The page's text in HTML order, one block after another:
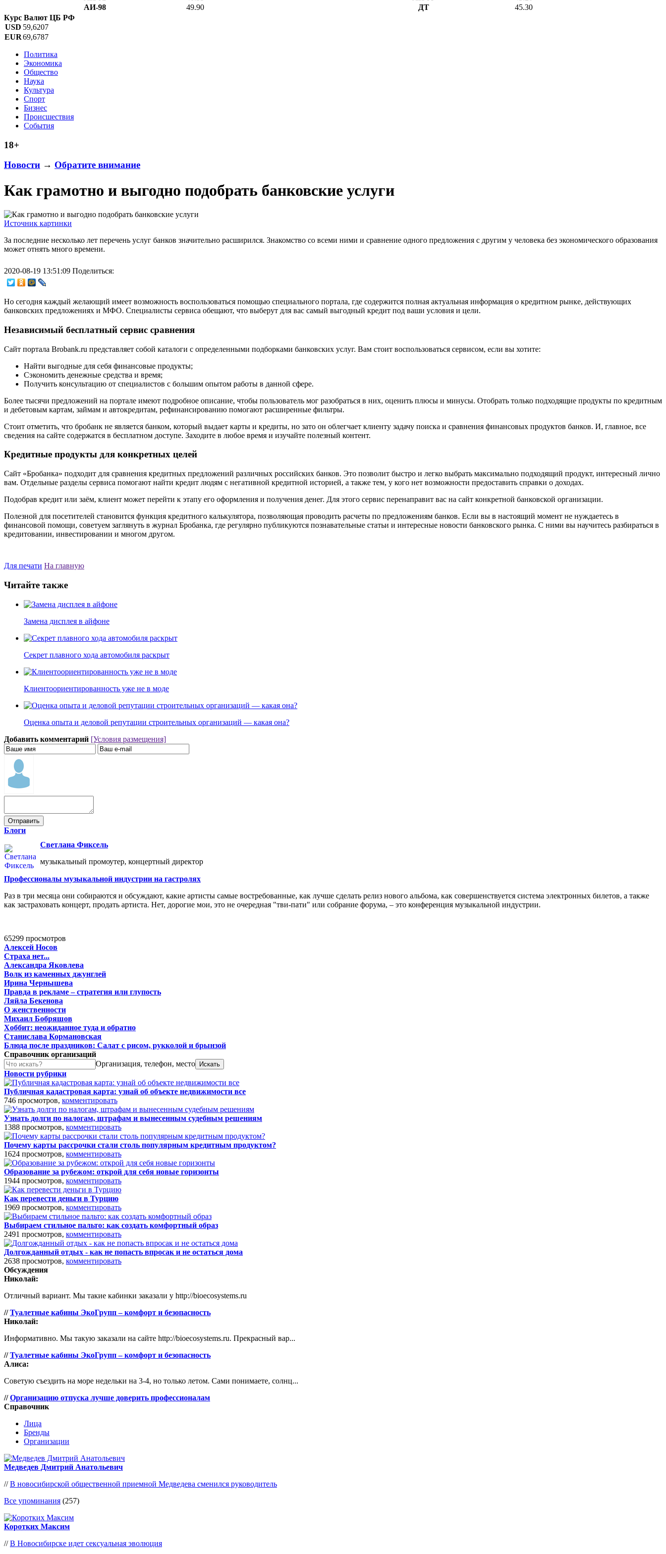
АИ-98
49.90 ДТ 45.30
Курс Валют ЦБ РФ
USD 59,6207
EUR69,6787
Политика
Экономика
Общество
Наука
Культура
Спорт
Бизнес
Происшествия
События
18+
Новости → Обратите внимание
Как грамотно и выгодно подобрать банковские услуги
Источник картинки
За последние несколько лет перечень услуг банков значительно расширился. Знакомство со всеми ними и сравнение одного предложения с другим у человека без экономического образования
может отнять много времени.
2020-08-19 13:51:09 Поделиться:
Но сегодня каждый желающий имеет возможность воспользоваться помощью специального портала, где содержится полная актуальная информация о кредитном рынке, действующих
банковских предложениях и МФО. Специалисты сервиса обещают, что выберут для вас самый выгодный кредит под ваши условия и цели.
Независимый бесплатный сервис сравнения
Сайт портала Brobank.ru представляет собой каталоги с определенными подборками банковских услуг. Вам стоит воспользоваться сервисом, если вы хотите:
Найти выгодные для себя финансовые продукты;
Сэкономить денежные средства и время;
Получить консультацию от специалистов с большим опытом работы в данной сфере.
Более тысячи предложений на портале имеют подробное описание, чтобы пользователь мог разобраться в них, оценить плюсы и минусы. Отобрать только подходящие продукты по кредитным
и дебетовым картам, займам и автокредитам, рефинансированию помогают расширенные фильтры.
Стоит отметить, что бробанк не является банком, который выдает карты и кредиты, но зато он облегчает клиенту задачу поиска и сравнения финансовых продуктов банков. И, главное, все
сведения на сайте содержатся в бесплатном доступе. Заходите в любое время и изучайте полезный контент.
Кредитные продукты для конкретных целей
Сайт «Бробанка» подходит для сравнения кредитных предложений различных российских банков. Это позволит быстро и легко выбрать максимально подходящий продукт, интересный лично
вам. Отдельные разделы сервиса помогают найти кредит людям с негативной кредитной историей, а также тем, у кого нет возможности предоставить справки о доходах.
Подобрав кредит или заём, клиент может перейти к этапу его оформления и получения денег. Для этого сервис перенаправит вас на сайт конкретной банковской организации.
Полезной для посетителей становится функция кредитного калькулятора, позволяющая проводить расчеты по предложениям банков. Если вы в настоящий момент не нуждаетесь в
финансовой помощи, советуем заглянуть в журнал Бробанка, где регулярно публикуются познавательные статьи и интересные новости банковского рынка. С ними вы научитесь разбираться в
кредитовании, инвестировании и многом другом.
Для печати На главную
Читайте также
Замена дисплея в айфоне
Секрет плавного хода автомобиля раскрыт
Клиентоориентированность уже не в моде
Оценка опыта и деловой репутации строительных организаций — какая она?
Добавить комментарий [Условия размещения]
Блоги
Светлана Фиксель
музыкальный промоутер, концертный директор
Профессионалы музыкальной индустрии на гастролях
Раз в три месяца они собираются и обсуждают, какие артисты самые востребованные, как лучше сделать релиз нового альбома, как совершенствуется система электронных билетов, а также
как застраховать концерт, продать артиста. Нет, дорогие мои, это не очередная "тви-пати" или собрание форума, – это конференция музыкальной индустрии.
65299 просмотров
Алексей Носов
Страха нет...
Александра Яковлева
Волк из каменных джунглей
Ирина Чернышева
Правда в рекламе – стратегия или глупость
Ляйла Бекенова
О женственности
Михаил Бобряшов
Хоббит: неожиданное туда и обратно
Станислава Кормановская
Блюда после праздников: Салат с рисом, рукколой и брынзой
Справочник организаций
Организация, телефон, место
Новости рубрики
Публичная кадастровая карта: узнай об объекте недвижимости все
746 просмотров, комментировать
Узнать долги по налогам, штрафам и вынесенным судебным решениям
1388 просмотров, комментировать
Почему карты рассрочки стали столь популярным кредитным продуктом?
1624 просмотров, комментировать
Образование за рубежом: открой для себя новые горизонты
1944 просмотров, комментировать
Как перевести деньги в Турцию
1969 просмотров, комментировать
Выбираем стильное пальто: как создать комфортный образ
2491 просмотров, комментировать
Долгожданный отдых - как не попасть впросак и не остаться дома
2638 просмотров, комментировать
Обсуждения
Николай:
Отличный вариант. Мы такие кабинки заказали у http://bioecosystems.ru
//Туалетные кабины ЭкоГрупп – комфорт и безопасность
Николай:
Информативно. Мы такую заказали на сайте http://bioecosystems.ru. Прекрасный вар...
//Туалетные кабины ЭкоГрупп – комфорт и безопасность
Алиса:
Советую съездить на море недельки на 3-4, но только летом. Сами понимаете, солнц...
//Организацию отпуска лучше доверить профессионалам
Справочник
Лица
Бренды
Организации
Медведев Дмитрий Анатольевич
//В новосибирской общественной приемной Медведева сменился руководитель
Все упоминания (257)
Коротких Максим
//В Новосибирске идет сексуальная эволюция